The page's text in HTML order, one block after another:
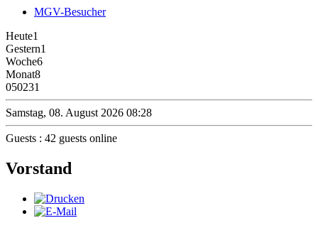
MGV-Besucher
Heute1
Gestern1
Woche6
Monat8
050231
Samstag, 08. August 2026 08:28
Guests : 42 guests online
Vorstand